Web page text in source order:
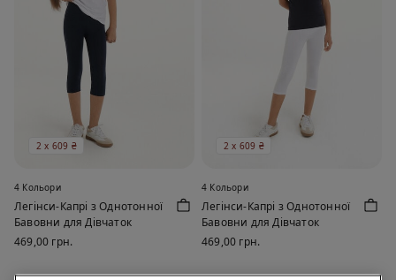
2 х 609 ₴
4 Кольори
Легінси-Капрі з Однотонної
Бавовни для Дівчаток
469,00 грн.
2 х 609 ₴
4 Кольори
Легінси-Капрі з Однотонної
Бавовни для Дівчаток
469,00 грн.